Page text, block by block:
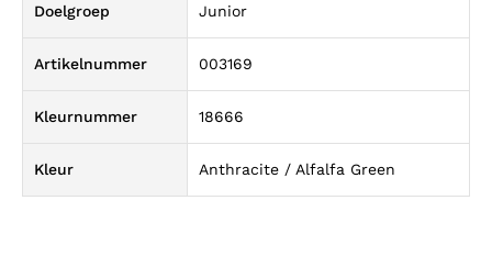
Doelgroep Junior
Artikelnummer 003169
Kleurnummer 18666
Kleur Anthracite / Alfalfa Green